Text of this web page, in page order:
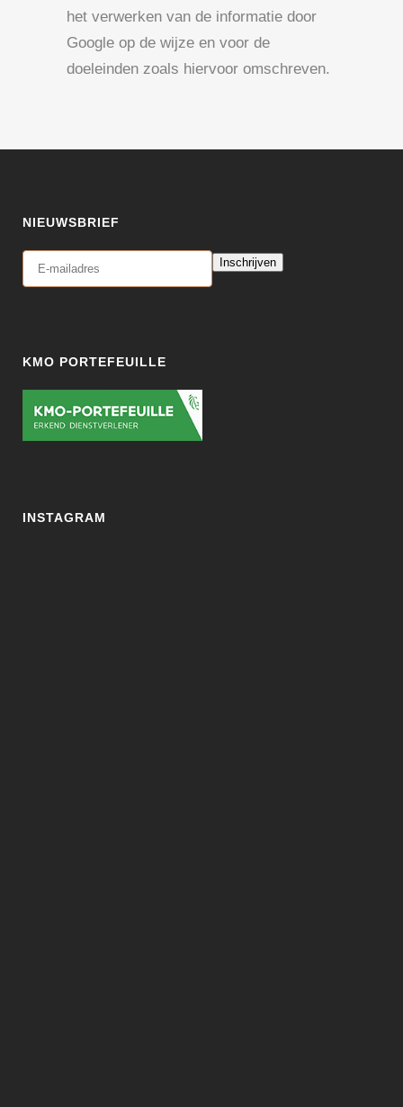
het verwerken van de informatie door
Google op de wijze en voor de
doeleinden zoals hiervoor omschreven.
NIEUWSBRIEF
Inschrijven
KMO PORTEFEUILLE
INSTAGRAM